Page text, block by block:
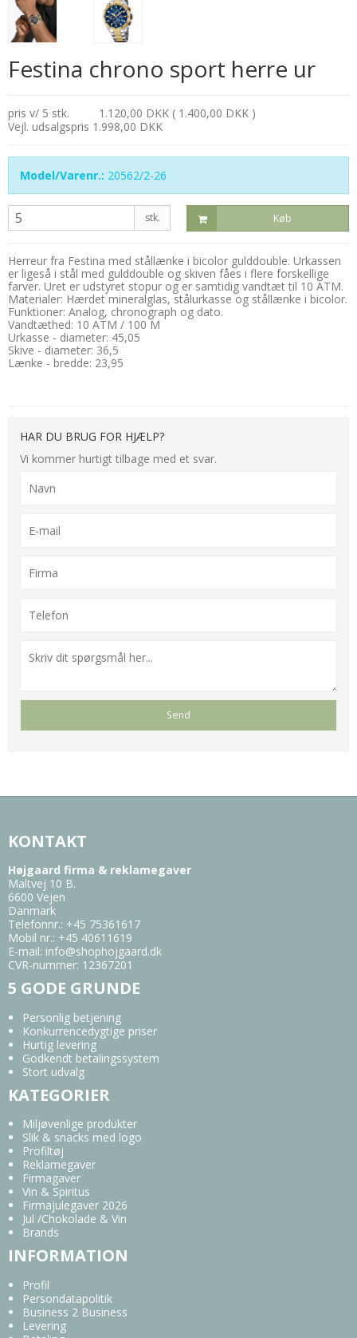
Festina chrono sport herre ur
pris v/ 5 stk.
1.120,00 DKK ( 1.400,00 DKK )
Vejl. udsalgspris 1.998,00 DKK
Model/Varenr.: 20562/2-26
stk. Køb
Herreur fra Festina med stållænke i bicolor gulddouble. Urkassen
er ligeså i stål med gulddouble og skiven fåes i flere forskellige
farver. Uret er udstyret stopur og er samtidig vandtæt til 10 ATM.
Materialer: Hærdet mineralglas, stålurkasse og stållænke i bicolor.
Funktioner: Analog, chronograph og dato.
Vandtæthed: 10 ATM / 100 M
Urkasse - diameter: 45,05
Skive - diameter: 36,5
Lænke - bredde: 23,95
HAR DU BRUG FOR HJÆLP?
Vi kommer hurtigt tilbage med et svar.
KONTAKT
Højgaard firma & reklamegaver
Maltvej 10 B.
6600 Vejen
Danmark
Telefonnr.: +45 75361617
Mobil nr.: +45 40611619
E-mail: info@shophojgaard.dk
CVR-nummer: 12367201
5 GODE GRUNDE
Personlig betjening
Konkurrencedygtige priser
Hurtig levering
Godkendt betalingssystem
Stort udvalg
KATEGORIER
Miljøvenlige produkter
Slik & snacks med logo
Profiltøj
Reklamegaver
Firmagaver
Vin & Spiritus
Firmajulegaver 2026
Jul /Chokolade & Vin
Brands
INFORMATION
Profil
Persondatapolitik
Business 2 Business
Levering